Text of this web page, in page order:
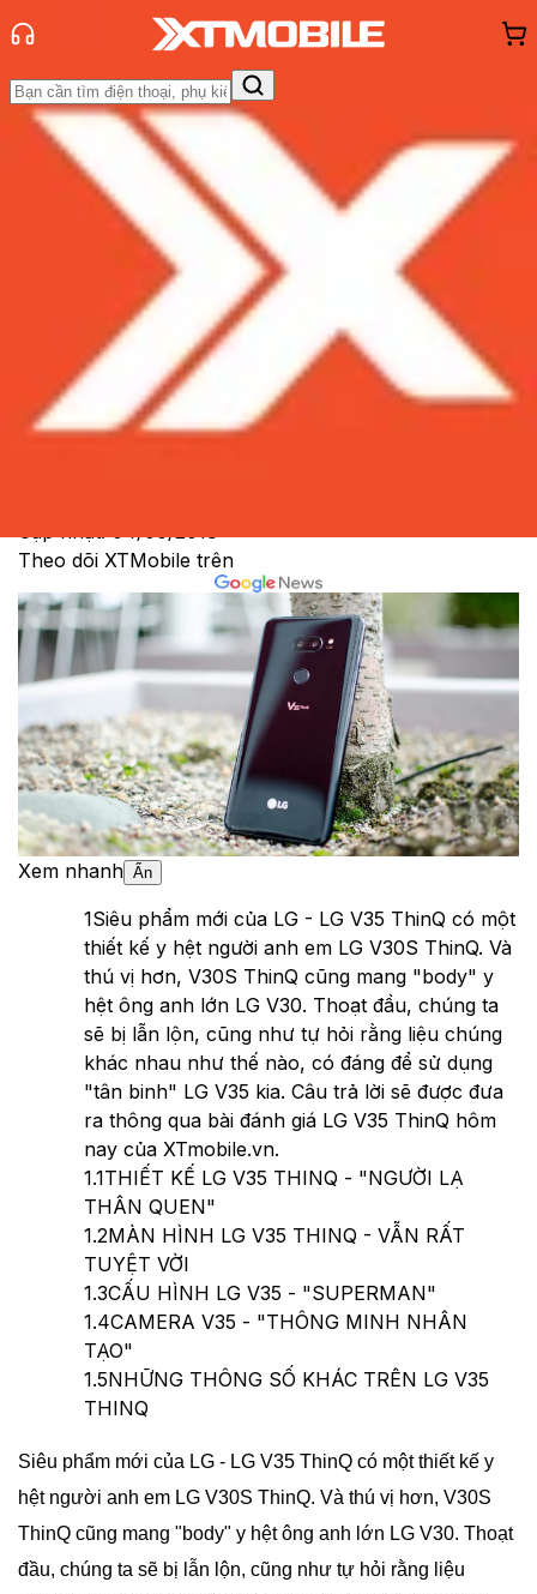
Trang chủ
Tin tức
Đánh Giá - Trên Tay
Đánh Giá - Trên TaySo Sánh Tư vấnKhuyến
Hỏi đáp App - Game Thông báo
hàng - Sự kiện
Đánh giá LG V35 ThinQ xách
tay:'Superman' đến từ LG
Cập nhật:04/06/2018
Theo dõi XTMobile trên
Xem nhanh Ẩn
1Siêu phẩm mới của LG - LG V35 ThinQ có một
thiết kế y hệt người anh em LG V30S ThinQ. Và
thú vị hơn, V30S ThinQ cũng mang "body" y
hệt ông anh lớn LG V30. Thoạt đầu, chúng ta
sẽ bị lẫn lộn, cũng như tự hỏi rằng liệu chúng
khác nhau như thế nào, có đáng để sử dụng
"tân binh" LG V35 kia. Câu trả lời sẽ được đưa
ra thông qua bài đánh giá LG V35 ThinQ hôm
nay của XTmobile.vn.
1.1THIẾT KẾ LG V35 THINQ - "NGƯỜI LẠ
THÂN QUEN"
1.2MÀN HÌNH LG V35 THINQ - VẪN RẤT
TUYỆT VỜI
1.3CẤU HÌNH LG V35 - "SUPERMAN"
1.4CAMERA V35 - "THÔNG MINH NHÂN
TẠO"
1.5NHỮNG THÔNG SỐ KHÁC TRÊN LG V35
THINQ
Siêu phẩm mới của LG - LG V35 ThinQ có một thiết kế y
hệt người anh em LG V30S ThinQ. Và thú vị hơn, V30S
ThinQ cũng mang "body" y hệt ông anh lớn LG V30. Thoạt
đầu, chúng ta sẽ bị lẫn lộn, cũng như tự hỏi rằng liệu